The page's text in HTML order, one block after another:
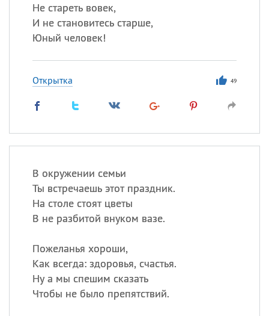
Не стареть вовек,
И не становитесь старше,
Юный человек!
Открытка 49
В окружении семьи
Ты встречаешь этот праздник.
На столе стоят цветы
В не разбитой внуком вазе.
Пожеланья хороши,
Как всегда: здоровья, счастья.
Ну а мы спешим сказать
Чтобы не было препятствий.